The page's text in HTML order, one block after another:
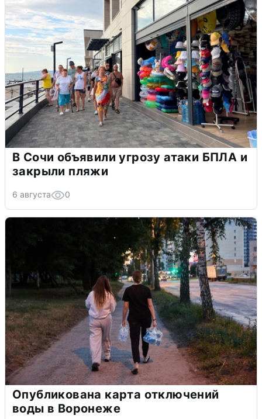
В Сочи объявили угрозу атаки БПЛА и
закрыли пляжи
6 августа 0
Опубликована карта отключений
воды в Воронеже